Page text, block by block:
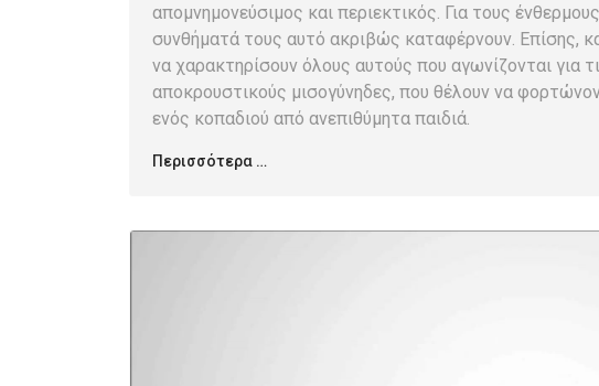
απομνημονεύσιμος και περιεκτικός. Για τους
συνθήματά τους αυτό ακριβώς καταφέρνουν. Επίσης,
να χαρακτηρίσουν όλους αυτούς που αγωνίζονται για
αποκρουστικούς μισογύνηδες, που θέλουν να
ενός κοπαδιού από ανεπιθύμητα παιδιά.
Περισσότερα …